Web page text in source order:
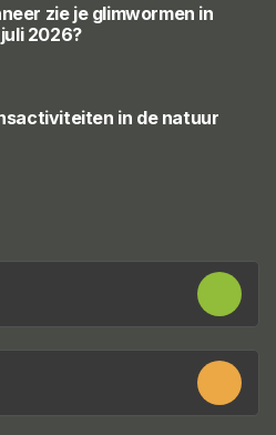
zie je glimwormen in
2026?
in de natuur